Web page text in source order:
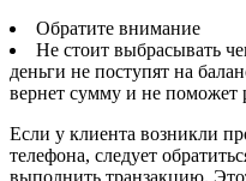
Обратите внимание
Не стоит выбрасывать
деньги не поступят на
вернет сумму и не поможет
Если у клиента возникли
телефона, следует